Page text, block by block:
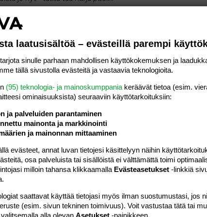
kanssa Ranskanmaalla ja tietää, kuinkas siellä löytyy
toki syödä jo ihan muutakin, mutta purkkiruokakin saattaa
voimin Biarritzin tienoille. Jos...
Osio:Vauvat ja taaperot
:heart: ) tietoa, onko kotimaiset muumivaipat yhtä hyvin
tekevät Naturacaren vaipat? Mitä nyt äkkiseltään
kloorittomia ja tehty jokseenkin...
Osio:Vauvat ja taaperot
kondensaatioveden kertymistä vaunuihin?
ikäiseni" ovat huolissaan, kun nykyään pidetää harsoa tai
voi kertyä kondensaatiovettä ja hengitysilma
Itse en millään usko, että harso tai...
Osio: Vauvat ja taaperot
laatusisältöä – evästeillä parempi
sinulle parhaan mahdollisen käyttökokemuksen ja
tällä sivustolla evästeitä ja vastaavia teknologioita.
(95) teknologia- ja mainoskumppania keräävät tietoa (esim.
ominaisuuk­sista) seuraaviin käyttötarkoituksiin:
ja palveluiden parantaminen
mainonta ja markkinointi
ja mainonnan mittaaminen
evästeet, annat luvan tietojesi käsittelyyn näihin
osa palveluista tai sisällöistä ei välttämättä toimi
milloin tahansa klikkaamalla Evästeasetukset -linkkiä
saattavat käyttää tietojasi myös ilman suostumustasi, jos
(esim. sivun tekninen toimivuus). Voit vastustaa tätä tai
alla olevan Asetukset -painikkeen.